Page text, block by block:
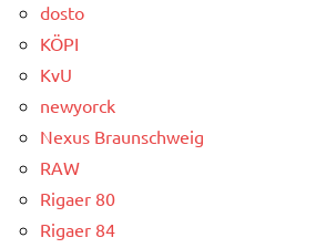
dosto
KÖPI
KvU
newyorck
Nexus Braunschweig
RAW
Rigaer 80
Rigaer 84